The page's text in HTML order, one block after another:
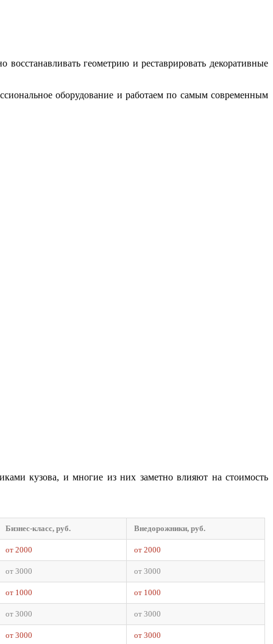
геометрию и реставрировать декоративные
оборудование и работаем по самым современным
кузова, и многие из них заметно влияют на стоимость
Бизнес-класс, руб. Внедорожники, руб.
от 2000 от 2000
от 3000 от 3000
от 1000 от 1000
от 3000 от 3000
от 3000 от 3000